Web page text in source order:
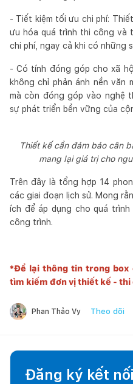
- Tiết kiệm tối ưu chi phí:
ưu hóa quá trình thi công và
chi phí, ngay cả khi có những
- Có tính đóng góp cho xã
không chỉ phản ánh nền văn
mà còn đóng góp vào nghệ
sự phát triển bền vững của
Thiết kế cần đảm bảo cân
mang lại giá trị cho
Trên đây là tổng hợp 14
các giai đoạn lịch sử. Mong
ích để áp dụng cho quá
công trình.
*Để lại thông tin trong box
tìm kiếm đơn vị thiết kế - thi
Phan Thảo Vy Theo dõi
Đăng ký kết